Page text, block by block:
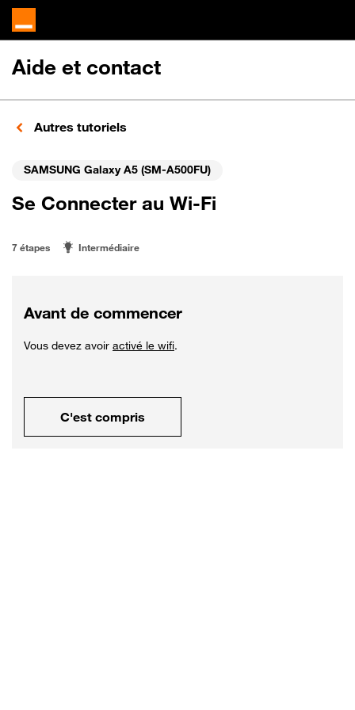
Aide et contact
Autres tutoriels
SAMSUNG Galaxy A5 (SM-A500FU)
Se Connecter au Wi-Fi
7 étapes Intermédiaire
Avant de commencer
Vous devez avoir activé le wifi.
C'est compris